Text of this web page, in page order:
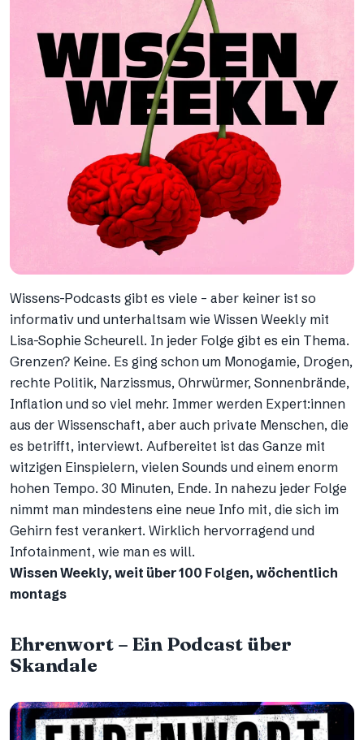
Wissens-Podcasts gibt es viele – aber keiner ist so
informativ und unterhaltsam wie Wissen Weekly mit
Lisa-Sophie Scheurell. In jeder Folge gibt es ein Thema.
Grenzen? Keine. Es ging schon um Monogamie, Drogen,
rechte Politik, Narzissmus, Ohrwürmer, Sonnenbrände,
Inflation und so viel mehr. Immer werden Expert:innen
aus der Wissenschaft, aber auch private Menschen, die
es betrifft, interviewt. Aufbereitet ist das Ganze mit
witzigen Einspielern, vielen Sounds und einem enorm
hohen Tempo. 30 Minuten, Ende. In nahezu jeder Folge
nimmt man mindestens eine neue Info mit, die sich im
Gehirn fest verankert. Wirklich hervorragend und
Infotainment, wie man es will.
Wissen Weekly, weit über 100 Folgen, wöchentlich
montags
Ehrenwort – Ein Podcast über
Skandale